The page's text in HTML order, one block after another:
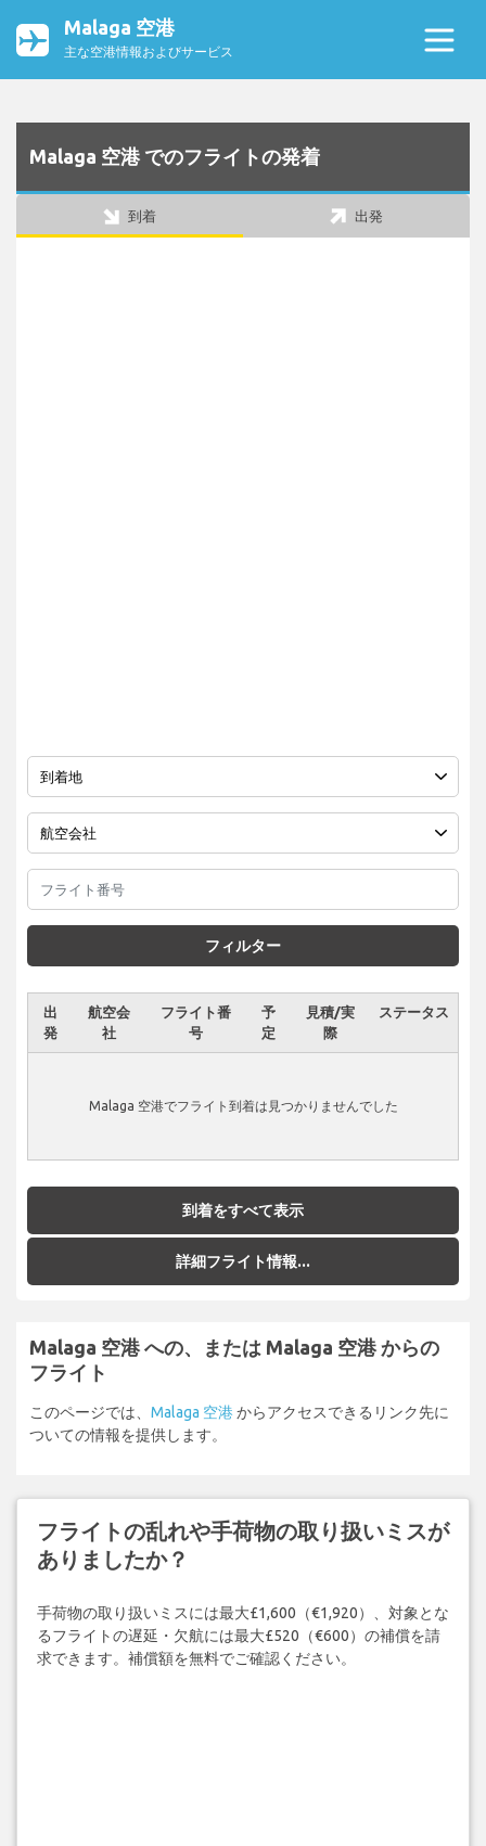
Malaga 空港
主な空港情報およびサービス
Malaga 空港 でのフライトの発着
到着 出発
フィルター
出
発
航空会
社
フライト番
号
予
定
見積/実
際
ステータス
Malaga 空港でフライト到着は見つかりませんでした
到着をすべて表示
詳細フライト情報...
Malaga 空港 への、または Malaga 空港 からの
フライト
このページでは、 Malaga 空港からアクセスできるリンク先に
ついての情報を提供します。
フライトの乱れや手荷物の取り扱いミスが
ありましたか？
手荷物の取り扱いミスには最大£1,600（€1,920）、対象とな
るフライトの遅延・欠航には最大£520（€600）の補償を請
求できます。補償額を無料でご確認ください。